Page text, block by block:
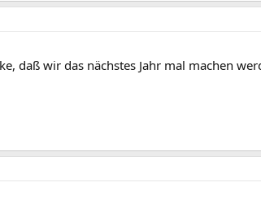
daß wir das nächstes Jahr mal machen